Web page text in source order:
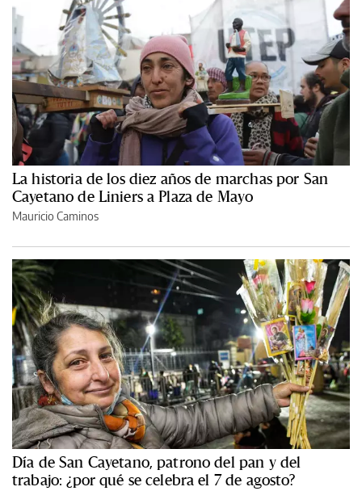
La historia de los diez años de marchas por San
Cayetano de Liniers a Plaza de Mayo
Mauricio Caminos
Día de San Cayetano, patrono del pan y del
trabajo: ¿por qué se celebra el 7 de agosto?